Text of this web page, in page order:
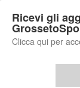
Ricevi gli
Clicca qui per